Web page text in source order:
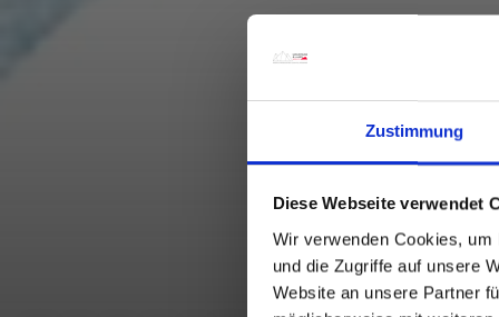
Zustimmung
Diese Webseite verwendet
Wir verwenden Cookies,
und die Zugriffe auf unsere
Website an unsere Partner